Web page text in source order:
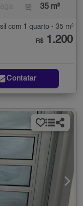
35 m²
com 1 quarto - 35 m²
R$ 1.200
Contatar